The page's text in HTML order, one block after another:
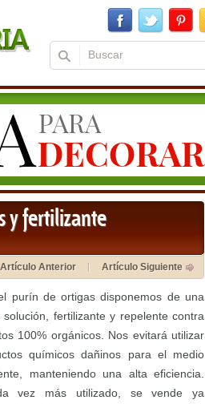
y fertilizante
Artículo Anterior Artículo Siguiente
purín de ortigas disponemos de una
solución, fertilizante y repelente contra
100% orgánicos. Nos evitará utilizar
químicos dañinos para el medio
manteniendo una alta eficiencia.
vez más utilizado, se vende ya